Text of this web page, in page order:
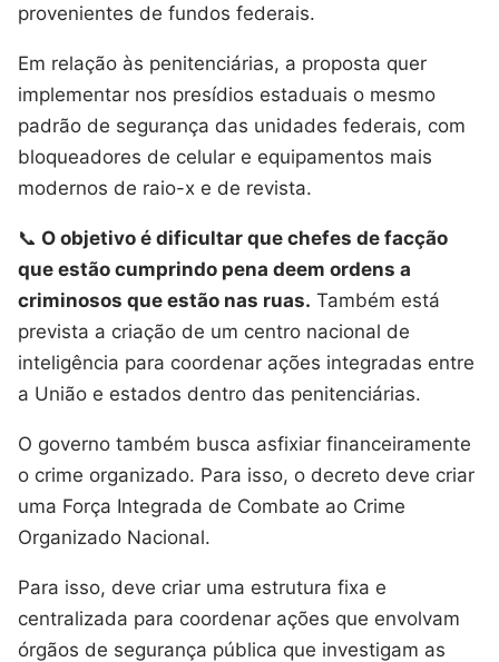
provenientes de fundos federais.
Em relação às penitenciárias, a proposta quer
implementar nos presídios estaduais o mesmo
padrão de segurança das unidades federais, com
bloqueadores de celular e equipamentos mais
modernos de raio-x e de revista.
📞 O objetivo é dificultar que chefes de facção
que estão cumprindo pena deem ordens a
criminosos que estão nas ruas. Também está
prevista a criação de um centro nacional de
inteligência para coordenar ações integradas entre
a União e estados dentro das penitenciárias.
O governo também busca asfixiar financeiramente
o crime organizado. Para isso, o decreto deve criar
uma Força Integrada de Combate ao Crime
Organizado Nacional.
Para isso, deve criar uma estrutura fixa e
centralizada para coordenar ações que envolvam
órgãos de segurança pública que investigam as